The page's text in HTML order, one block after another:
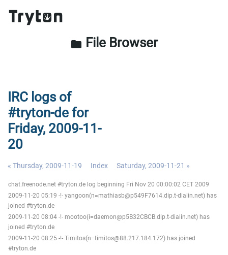
folder File Browser
IRC logs of
#tryton-de for
Friday, 2009-11-
20
« Thursday, 2009-11-19 Index Saturday, 2009-11-21 »
chat.freenode.net #tryton.de log beginning Fri Nov 20 00:00:02 CET 2009
2009-11-20 05:19 -!- yangoon(n=mathiasb@p549F7614.dip.t-dialin.net) has
joined #tryton.de
2009-11-20 08:04 -!- mootoo(i=daemon@p5B32CBCB.dip.t-dialin.net) has
joined #tryton.de
2009-11-20 08:25 -!- Timitos(n=timitos@88.217.184.172) has joined
#tryton.de